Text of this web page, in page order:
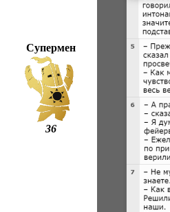
Супермен
36